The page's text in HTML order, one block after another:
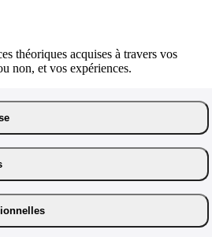
théoriques acquises à travers vos
non, et vos expériences.